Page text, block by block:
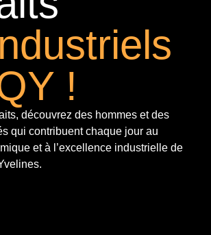
!
découvrez des hommes et des
qui contribuent chaque jour au
et à l’excellence industrielle de